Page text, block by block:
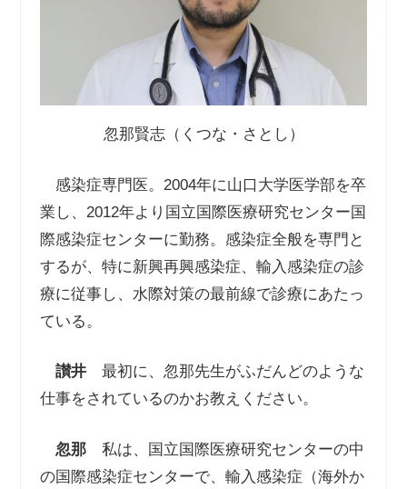
忽那賢志（くつな・さとし）
感染症専門医。2004年に山口大学医学部を卒
業し、2012年より国立国際医療研究センター国
際感染症センターに勤務。感染症全般を専門と
するが、特に新興再興感染症、輸入感染症の診
療に従事し、水際対策の最前線で診療にあたっ
ている。
讃井最初に、忽那先生がふだんどのような
仕事をされているのかお教えください。
忽那私は、国立国際医療研究センターの中
の国際感染症センターで、輸入感染症（海外か